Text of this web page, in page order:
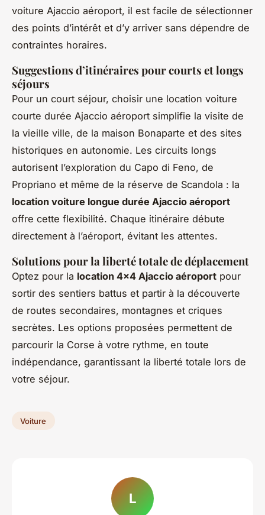
voiture Ajaccio aéroport, il est facile de sélectionner
des points d’intérêt et d’y arriver sans dépendre de
contraintes horaires.
Suggestions d’itinéraires pour courts et longs
séjours
Pour un court séjour, choisir une location voiture
courte durée Ajaccio aéroport simplifie la visite de
la vieille ville, de la maison Bonaparte et des sites
historiques en autonomie. Les circuits longs
autorisent l’exploration du Capo di Feno, de
Propriano et même de la réserve de Scandola : la
location voiture longue durée Ajaccio aéroport
offre cette flexibilité. Chaque itinéraire débute
directement à l’aéroport, évitant les attentes.
Solutions pour la liberté totale de déplacement
Optez pour la location 4x4 Ajaccio aéroport pour
sortir des sentiers battus et partir à la découverte
de routes secondaires, montagnes et criques
secrètes. Les options proposées permettent de
parcourir la Corse à votre rythme, en toute
indépendance, garantissant la liberté totale lors de
votre séjour.
Voiture
L